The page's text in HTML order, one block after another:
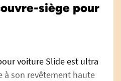
siège pour
voiture Slide est ultra
à son revêtement haute